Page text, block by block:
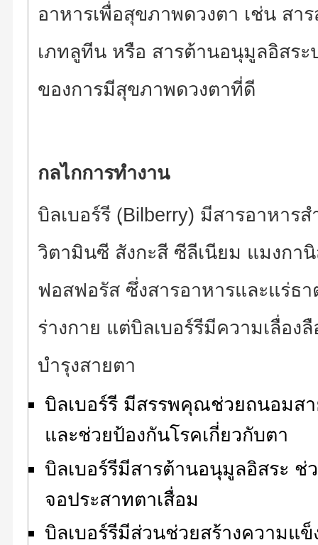
อาหารเพื่อสุขภาพดวงตา เช่น สา
เภทลูทีน หรือ สารต้านอนุมูลอิสระ
ของการมีสุขภาพดวงตาที่ดี
กลไกการทำงาน
บิลเบอร์รี (ฺBilberry) มีสารอาหา
วิตามินซี สังกะสี ซีลีเนียม แมงกา
ฟอสฟอรัส ซึ่งสารอาหารและแร่ธ
ร่างกาย แต่บิลเบอร์รีมีความเลื่อ
บำรุงสายตา
บิลเบอร์รี มีสรรพคุณช่วยถนอมส
และช่วยป้องกันโรคเกี่ยวกับตา
บิลเบอร์รีมีสารต้านอนุมูลอิสระ ช่
จอประสาทตาเสื่อม
บิลเบอร์รีมีส่วนช่วยสร้างความแ